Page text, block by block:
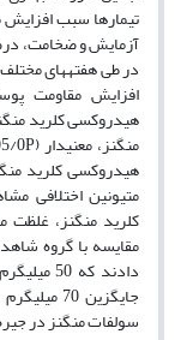
تیمارها سبب
آزمایش و ضخامت،
متیونین اختلافی
کلرید منگنز،
دادند که
جایگزین
سولفات منگنز در